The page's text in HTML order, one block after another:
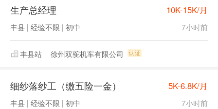
生产总经理 10K-15K/月
丰县 | 经验不限 | 初中 7小时前
丰县站 徐州双驼机车有限公司
细纱落纱工（缴五险一金） 5K-6.8K/月
丰县 | 经验不限 | 初中 7小时前